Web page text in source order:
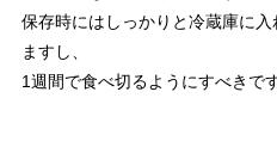
保存時にはしっかりと冷蔵庫に
ますし、
1週間で食べ切るようにすべきです